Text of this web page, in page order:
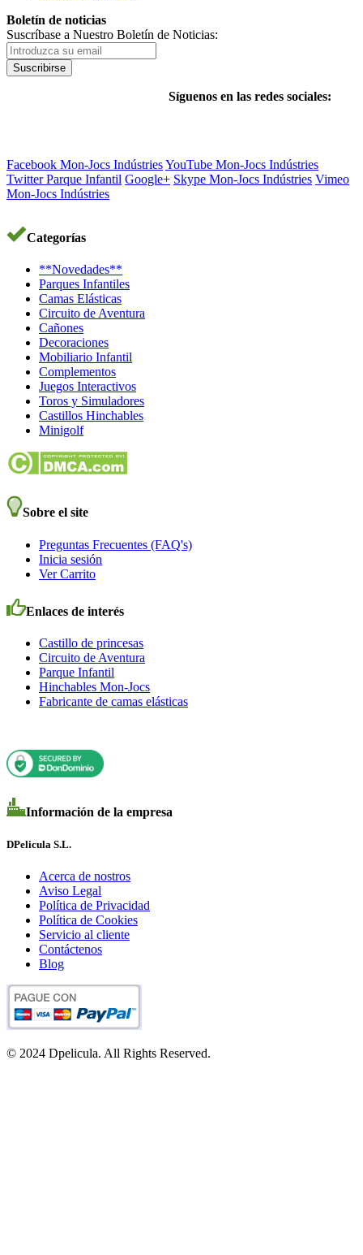
Boletín de noticias
Suscríbase a Nuestro Boletín de Noticias:
Suscribirse
Síguenos en las redes sociales:
Facebook Mon-Jocs IndústriesYouTube Mon-Jocs Indústries
Twitter Parque Infantil Google+ Skype Mon-Jocs Indústries Vimeo
Mon-Jocs Indústries
Categorías
**Novedades**
Parques Infantiles
Camas Elásticas
Circuito de Aventura
Cañones
Decoraciones
Mobiliario Infantil
Complementos
Juegos Interactivos
Toros y Simuladores
Castillos Hinchables
Minigolf
Sobre el site
Preguntas Frecuentes (FAQ's)
Inicia sesión
Ver Carrito
Enlaces de interés
Castillo de princesas
Circuito de Aventura
Parque Infantil
Hinchables Mon-Jocs
Fabricante de camas elásticas
Información de la empresa
DPelicula S.L.
Acerca de nostros
Aviso Legal
Política de Privacidad
Política de Cookies
Servicio al cliente
Contáctenos
Blog
© 2024 Dpelicula. All Rights Reserved.